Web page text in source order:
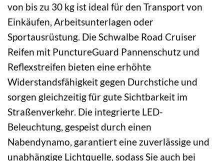
von bis zu 30 kg ist ideal für den Transport von
Einkäufen, Arbeitsunterlagen oder
Sportausrüstung. Die Schwalbe Road Cruiser
Reifen mit PunctureGuard Pannenschutz und
Reflexstreifen bieten eine erhöhte
Widerstandsfähigkeit gegen Durchstiche und
sorgen gleichzeitig für gute Sichtbarkeit im
Straßenverkehr. Die integrierte LED-
Beleuchtung, gespeist durch einen
Nabendynamo, garantiert eine zuverlässige und
unabhängige Lichtquelle, sodass Sie auch bei